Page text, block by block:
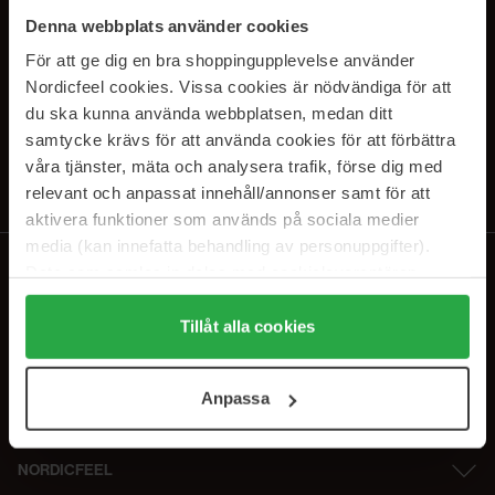
Denna webbplats använder cookies
För att ge dig en bra shoppingupplevelse använder
Nordicfeel cookies. Vissa cookies är nödvändiga för att
du ska kunna använda webbplatsen, medan ditt
samtycke krävs för att använda cookies för att förbättra
våra tjänster, mäta och analysera trafik, förse dig med
relevant och anpassat innehåll/annonser samt för att
aktivera funktioner som används på sociala medier
media (kan innefatta behandling av personuppgifter).
Genom att trycka på "Tillåt alla cookies" accepterar du
alla cookies, medan du under "Detaljer" kan anpassa
användningen av cookies. Du kan när som helst återkalla
samt vår Integritetspolicy.
Tillåt alla cookies
Anpassa
SUBSCRIBE TO OUR
NEWSLETTER
Ved å abonnere godtar du vårpersonvernerklæring. Du kan melde deg
av når som helst.
NORDICFEEL